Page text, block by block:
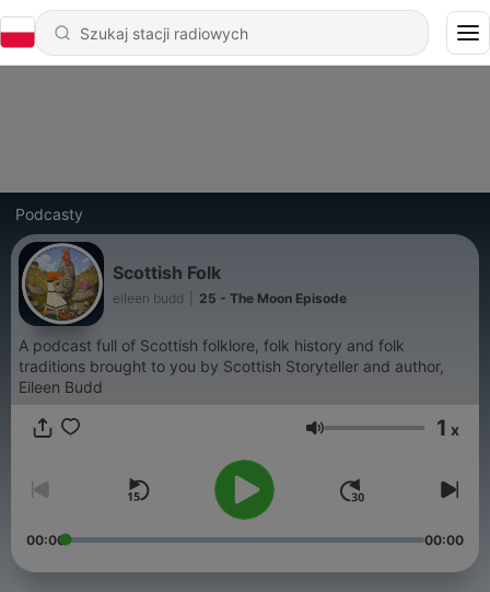
Podcasty
Scottish Folk
eileen budd 25 - The Moon Episode
A podcast full of Scottish folklore, folk history and folk
traditions brought to you by Scottish Storyteller and author,
Eileen Budd
Głośność 1 x
00:00 00:00